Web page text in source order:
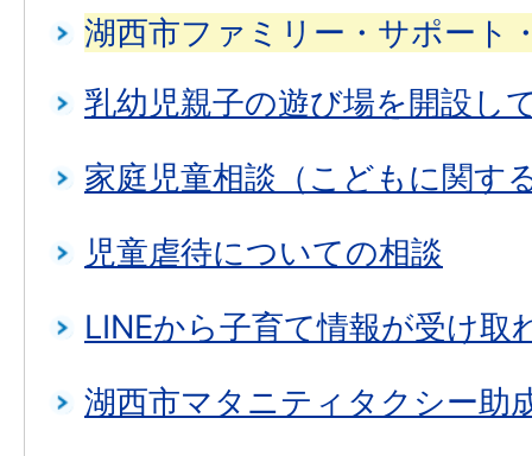
湖西市ファミリー・サポート
乳幼児親子の遊び場を開設し
家庭児童相談（こどもに関す
児童虐待についての相談
LINEから子育て情報が受け取
湖西市マタニティタクシー助